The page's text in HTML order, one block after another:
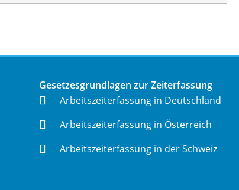
Gesetzesgrundlagen zur Zeiterfassung
Arbeitszeiterfassung in Deutschland
Arbeitszeiterfassung in Österreich
Arbeitszeiterfassung in der Schweiz